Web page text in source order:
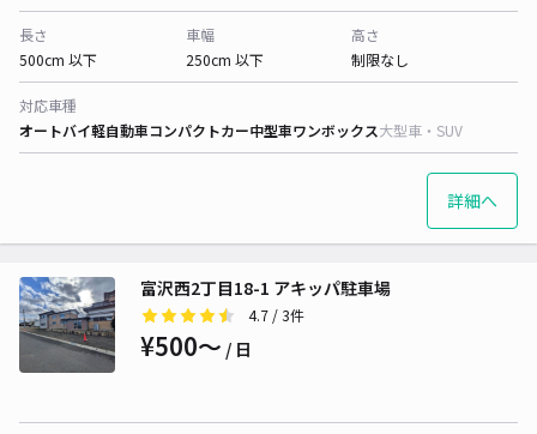
長さ
500cm 以下
車幅
250cm 以下
高さ
制限なし
対応車種
オートバイ軽自動車コンパクトカー中型車ワンボックス大型車・SUV
詳細へ
富沢西2丁目18-1 アキッパ駐車場
4.7 / 3件
¥500〜 / 日